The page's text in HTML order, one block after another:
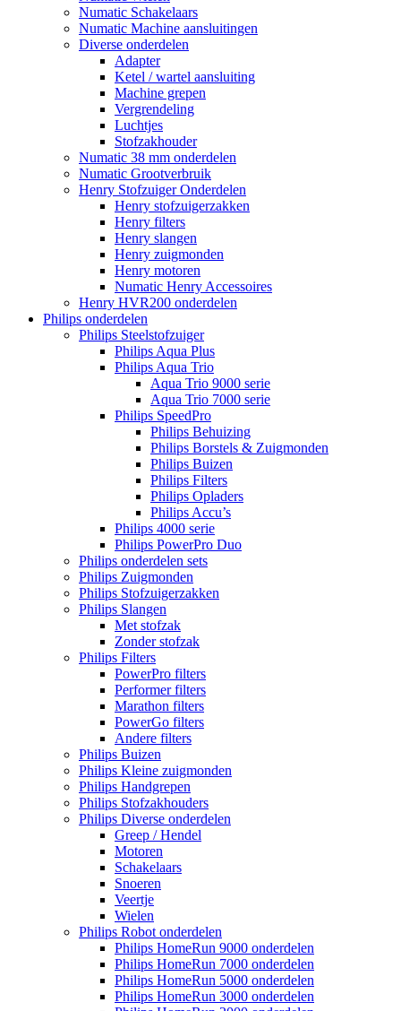
Numatic Schakelaars
Numatic Machine aansluitingen
Diverse onderdelen
Adapter
Ketel / wartel aansluiting
Machine grepen
Vergrendeling
Luchtjes
Stofzakhouder
Numatic 38 mm onderdelen
Numatic Grootverbruik
Henry Stofzuiger Onderdelen
Henry stofzuigerzakken
Henry filters
Henry slangen
Henry zuigmonden
Henry motoren
Numatic Henry Accessoires
Henry HVR200 onderdelen
Philips onderdelen
Philips Steelstofzuiger
Philips Aqua Plus
Philips Aqua Trio
Aqua Trio 9000 serie
Aqua Trio 7000 serie
Philips SpeedPro
Philips Behuizing
Philips Borstels & Zuigmonden
Philips Buizen
Philips Filters
Philips Opladers
Philips Accu’s
Philips 4000 serie
Philips PowerPro Duo
Philips onderdelen sets
Philips Zuigmonden
Philips Stofzuigerzakken
Philips Slangen
Met stofzak
Zonder stofzak
Philips Filters
PowerPro filters
Performer filters
Marathon filters
PowerGo filters
Andere filters
Philips Buizen
Philips Kleine zuigmonden
Philips Handgrepen
Philips Stofzakhouders
Philips Diverse onderdelen
Greep / Hendel
Motoren
Schakelaars
Snoeren
Veertje
Wielen
Philips Robot onderdelen
Philips HomeRun 9000 onderdelen
Philips HomeRun 7000 onderdelen
Philips HomeRun 5000 onderdelen
Philips HomeRun 3000 onderdelen